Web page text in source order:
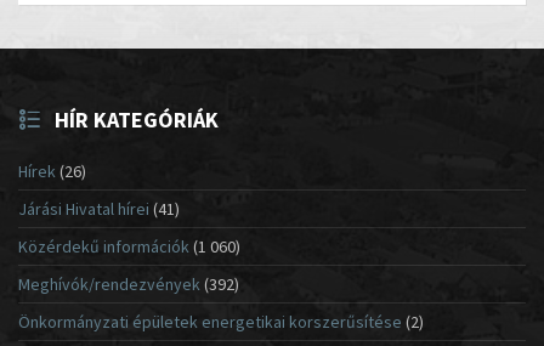
HÍR KATEGÓRIÁK
Hírek(26)
Járási Hivatal hírei (41)
Közérdekű információk(1 060)
Meghívók/rendezvények (392)
Önkormányzati épületek energetikai korszerűsítése (2)